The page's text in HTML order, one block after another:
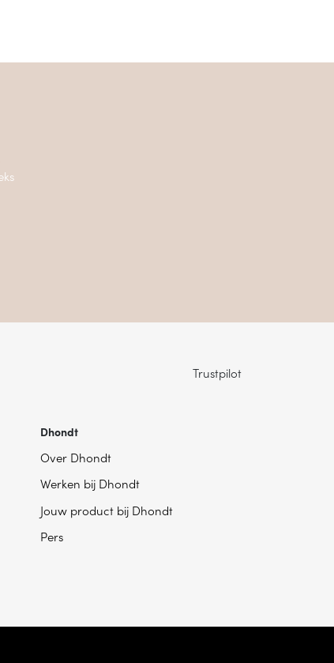
Trustpilot
Dhondt
Over Dhondt
Werken bij Dhondt
Jouw product bij Dhondt
Pers